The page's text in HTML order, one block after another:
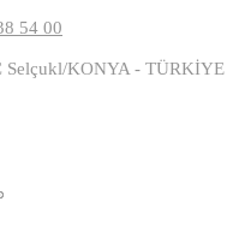
54 00
Selçukl/KONYA - TÜRKİYE